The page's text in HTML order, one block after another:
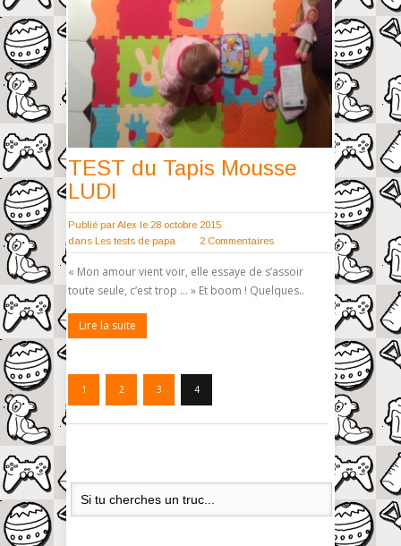
TEST du Tapis Mousse
LUDI
Publié parAlex le 28 octobre 2015
dans Les tests de papa 2 Commentaires
« Mon amour vient voir, elle essaye de s’assoir
toute seule, c’est trop … » Et boom ! Quelques..
Lire la suite
1 2 3 4